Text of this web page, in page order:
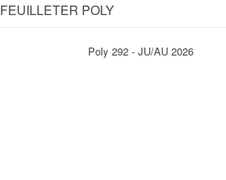
FEUILLETER POLY
Poly 292 - JU/AU 2026